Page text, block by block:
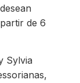
de 6
Sylvia